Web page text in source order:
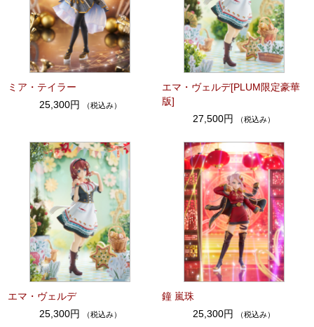
ミア・テイラー
25,300円
（税込み）
エマ・ヴェルデ[PLUM限定豪華
版]
27,500円
（税込み）
エマ・ヴェルデ
25,300円
（税込み）
鐘 嵐珠
25,300円
（税込み）